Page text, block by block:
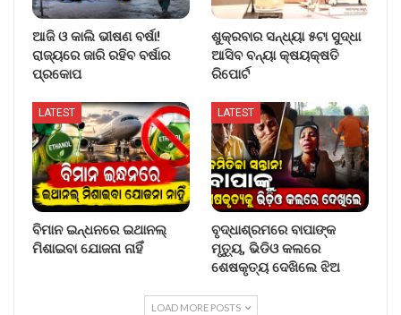
ଆଜି ଓ କାଲି ଭୀଷଣ ବର୍ଷା!
ରାଜ୍ୟରେ ଜାରି ରହିବ ବର୍ଷାର
ପ୍ରକୋପ
ଶୁକ୍ରବାର ସନ୍ଧ୍ୟା ୫ଟା ସୁଦ୍ଧା
ଆସିବ ବନ୍ୟା କ୍ଷୟକ୍ଷତି
ରିପୋର୍ଟ
LATEST
ବିମାନ ଇନ୍ଧନରେ ଇଥାନଲ୍
ମିଶାଇବା ଯୋଜନା ନାହିଁ
LATEST
ବୃଦ୍ଧାଶ୍ରମରେ ବାପାଙ୍କ
ମୃତ୍ୟୁ, ଭିଡିଓ କଲରେ
ଶେଷକୃତ୍ୟ ଦେଖିଲେ ଝିଅ
LOAD MORE POSTS